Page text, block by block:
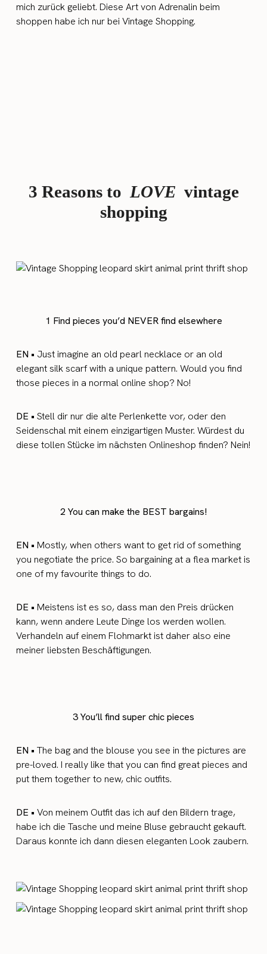
mich zurück geliebt. Diese Art von Adrenalin beim
shoppen habe ich nur bei Vintage Shopping.
3 Reasons to LOVE vintage
shopping
1 Find pieces you’d NEVER find elsewhere
EN • Just imagine an old pearl necklace or an old
elegant silk scarf with a unique pattern. Would you find
those pieces in a normal online shop? No!
DE •Stell dir nur die alte Perlenkette vor, oder den
Seidenschal mit einem einzigartigen Muster. Würdest du
diese tollen Stücke im nächsten Onlineshop finden? Nein!
2 You can make the BEST bargains!
EN •Mostly, when others want to get rid of something
you negotiate the price. So bargaining at a flea market is
one of my favourite things to do.
DE •Meistens ist es so, dass man den Preis drücken
kann, wenn andere Leute Dinge los werden wollen.
Verhandeln auf einem Flohmarkt ist daher also eine
meiner liebsten Beschäftigungen.
3 You’ll find super chic pieces
EN •The bag and the blouse you see in the pictures are
pre-loved. I really like that you can find great pieces and
put them together to new, chic outfits.
DE •Von meinem Outfit das ich auf den Bildern trage,
habe ich die Tasche und meine Bluse gebraucht gekauft.
Daraus konnte ich dann diesen eleganten Look zaubern.